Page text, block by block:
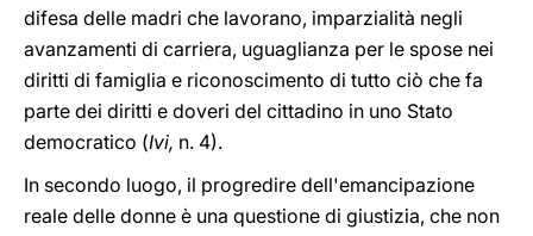
difesa delle madri che lavorano, imparzialità negli
avanzamenti di carriera, uguaglianza per le spose nei
diritti di famiglia e riconoscimento di tutto ciò che fa
parte dei diritti e doveri del cittadino in uno Stato
democratico (Ivi, n. 4).
In secondo luogo, il progredire dell'emancipazione
reale delle donne è una questione di giustizia, che non